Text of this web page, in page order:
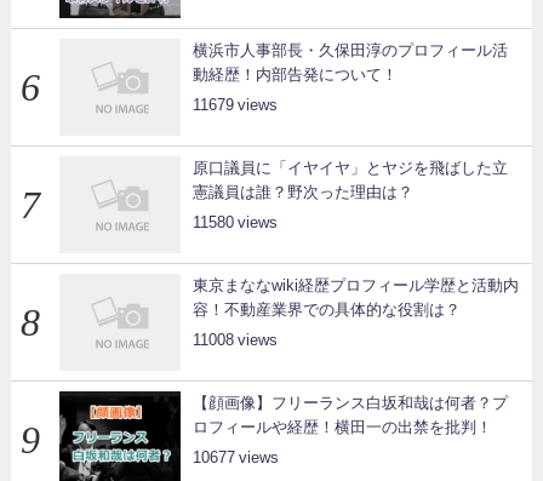
横浜市人事部長・久保田淳のプロフィール活
動経歴！内部告発について！
11679
原口議員に「イヤイヤ」とヤジを飛ばした立
憲議員は誰？野次った理由は？
11580
東京まななwiki経歴プロフィール学歴と活動内
容！不動産業界での具体的な役割は？
11008
【顔画像】フリーランス白坂和哉は何者？プ
ロフィールや経歴！横田一の出禁を批判！
10677